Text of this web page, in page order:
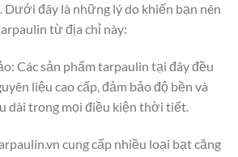
Dưới đây là những lý do khiến bạn nên
từ địa chỉ này:
Các sản phẩm tarpaulin tại đây đều
liệu cao cấp, đảm bảo độ bền và
dài trong mọi điều kiện thời tiết.
cung cấp nhiều loại bạt căng